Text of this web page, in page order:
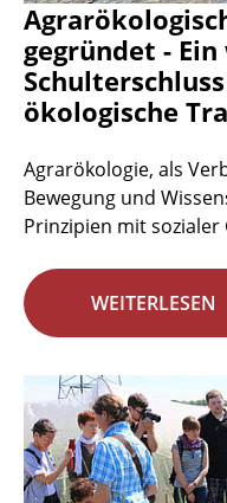
gegründet -
ökologische
Agrarökologie, als
Bewegung und
Prinzipien mit sozialer
WEITERLESEN